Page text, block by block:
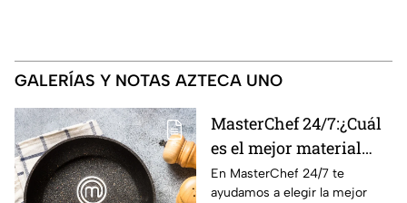
GALERÍAS Y NOTAS AZTECA UNO
MasterChef 24/7:¿Cuál
es el mejor material
para una sartén?
En MasterChef 24/7 te
ayudamos a elegir la mejor